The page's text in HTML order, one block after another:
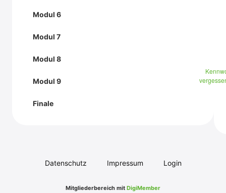
Modul 6
Modul 7
Modul 8
Modul 9
Finale
Datenschutz Impressum Login
Mitgliederbereich mit DigiMember